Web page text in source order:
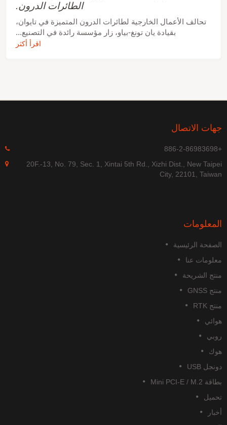
الطائرات الدرون.
تحالف الأعمال الخارجية لطائرات الدرون المتميزة في تايوان،
بقيادة يان تونغ-بياو، زار مؤسسة رائدة في التصنيع...
اقرأ أكثر
جهات الاتصال
+886-2-86983698
20F.-13, No. 79, Sec. 1, Xintai 5th Rd., Xizhi Dist., New Taipei
City, 22101, Taiwan
المعلومات
الصفحة الرئيسية
معلومات عنا
منتج الشريحة
منتج GNSS
منتج RTK
هوائي
روبي
هوك
دونجل USB
بطاقة Mini PCI-E / M.2
تحميل
أخبار